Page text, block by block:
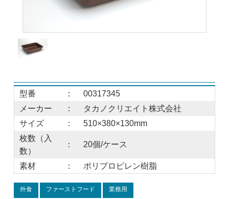
型番 ：
00317345
メーカー
：
タカノクリエイト株式会社
サイズ
：
510×380×130mm
枚数（入
数）
： 20個/ケース
素材 ： ポリプロピレン樹脂
外食 ファーストフード 業務用